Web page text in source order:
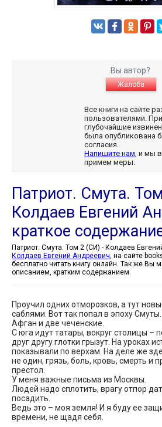
Вы автор?
Жалоба
Все книги на сайте
пользователями.
глубочайшие
была опубликована
согласия.
Напишите нам, и мы
примем меры.
Патриот. Смута.
Колдаев Евгений
краткое
Колдаев Евгений Андреевич, на сайте
бесплатно читать книгу онлайн. Так же Вы
описанием, кратким содержанием.
Проучил одних отморозков, а тут
саблями. Вот так попал в эпоху
Афган и две чеченские.
С юга идут татары, вокруг столицы –
друг другу глотки грызут. На уроках
показывали по верхам. На деле же
не один, грязь, боль, кровь, смерть и
престол.
У меня важные письма из Москвы.
Людей надо сплотить, врагу отпор
посадить.
Ведь это – моя земля! И я буду ее
времени, не щадя себя.